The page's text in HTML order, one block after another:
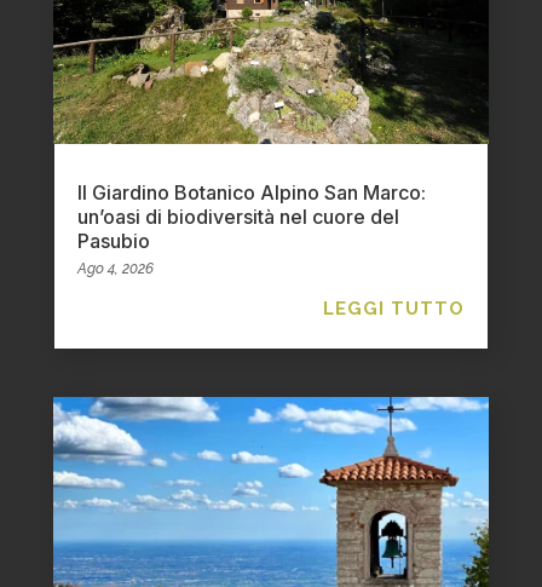
Il Giardino Botanico Alpino San Marco:
un’oasi di biodiversità nel cuore del
Pasubio
Ago 4, 2026
LEGGI TUTTO